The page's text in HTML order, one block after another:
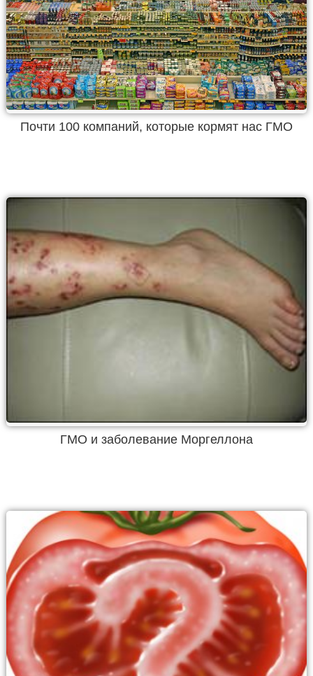
Почти 100 компаний, которые кормят нас ГМО
ГМО и заболевание Моргеллона